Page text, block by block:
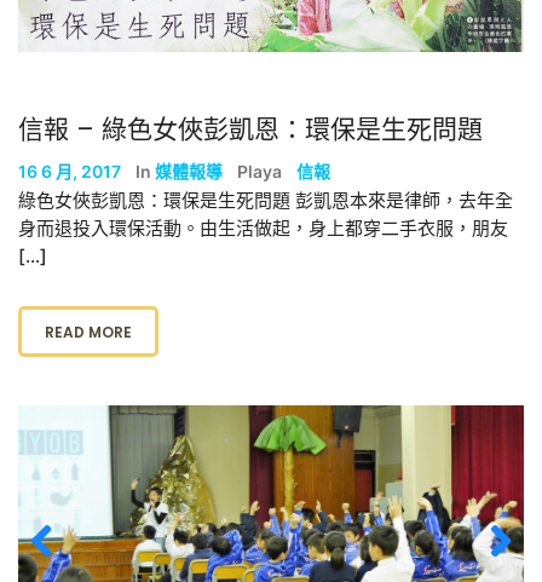
信報 – 綠色女俠彭凱恩：環保是生死問題
16 6 月, 2017 In 媒體報導 Playa 信報
綠色女俠彭凱恩：環保是生死問題 彭凱恩本來是律師，去年全
身而退投入環保活動。由生活做起，身上都穿二手衣服，朋友
[…]
READ MORE
Previous Next